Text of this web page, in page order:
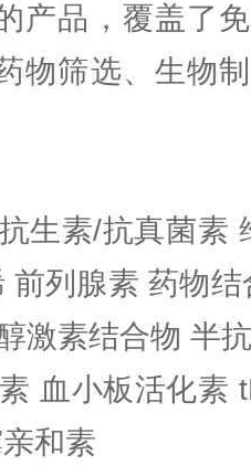
产品，覆盖了
物筛选、生物
抗生素/抗真菌素
前列腺素 药物
激素结合物 半
血小板活化素
和素